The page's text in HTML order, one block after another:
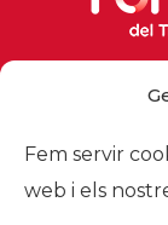
Fem servir
web i els